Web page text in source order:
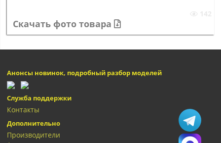
Скачать фото товара
Анонсы новинок, подробный разбор моделей
Служба поддержки
Контакты
Дополнительно
Производители